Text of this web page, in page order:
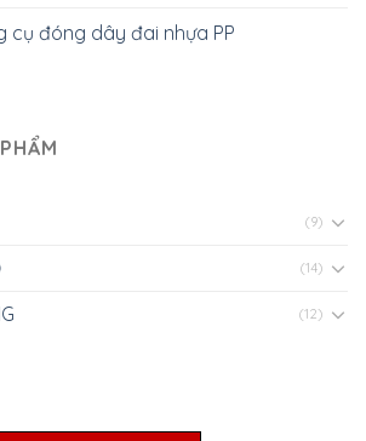
cụ đóng dây đai nhựa PP
(9)
(14)
(12)